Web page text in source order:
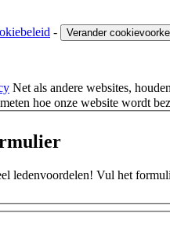
- Verander
Net als andere websites,
hoe onze website wordt
Vul het